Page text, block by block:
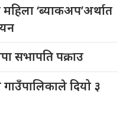
‘ब्याकअप’अर्थात
सभापति पक्राउ
दियो ३